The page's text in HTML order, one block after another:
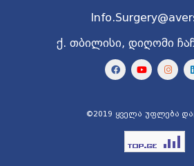
ქ. თბილისი, დიღომი
©2019 ყველა უფლება